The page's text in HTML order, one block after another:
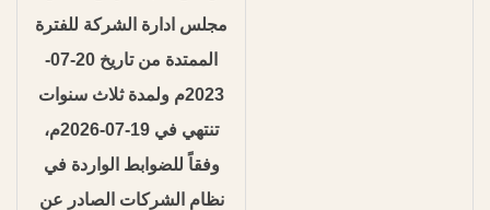
مجلس ادارة الشركة للفترة
الممتدة من تاريخ 20-07-
2023م ولمدة ثلاث سنوات
تنتهي في 19-07-2026م،
وفقاً للضوابط الواردة في
نظام الشركات الصادر عن